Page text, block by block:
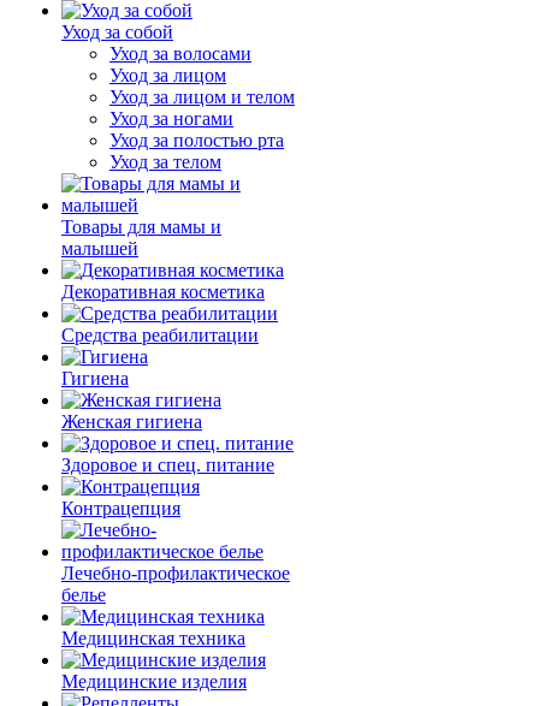
Уход за собой
Уход за волосами
Уход за лицом
Уход за лицом и телом
Уход за ногами
Уход за полостью рта
Уход за телом
Товары для мамы и
малышей
Декоративная косметика
Средства реабилитации
Гигиена
Женская гигиена
Здоровое и спец. питание
Контрацепция
Лечебно-профилактическое
белье
Медицинская техника
Медицинские изделия